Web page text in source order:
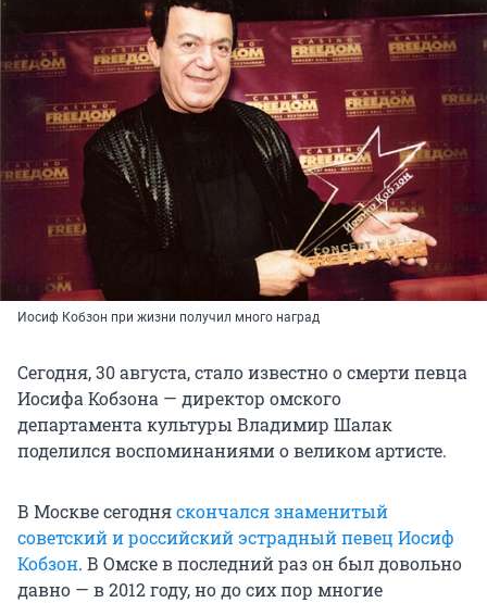
Иосиф Кобзон при жизни получил много наград
Сегодня, 30 августа, стало известно о смерти певца
Иосифа Кобзона — директор омского
департамента культуры Владимир Шалак
поделился воспоминаниями о великом артисте.
В Москве сегодняскончался знаменитый
советский и российский эстрадный певец Иосиф
Кобзон. В Омске в последний раз он был довольно
давно — в 2012 году, но до сих пор многие